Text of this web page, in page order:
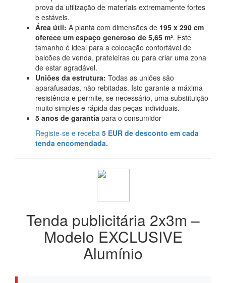
prova da utilização de materiais extremamente fortes
e estáveis.
Área útil: A planta com dimensões de 195 x 290 cm
oferece um espaço generoso de 5,65 m². Este
tamanho é ideal para a colocação confortável de
balcões de venda, prateleiras ou para criar uma zona
de estar agradável.
Uniões da estrutura: Todas as uniões são
aparafusadas, não rebitadas. Isto garante a máxima
resistência e permite, se necessário, uma substituição
muito simples e rápida das peças individuais.
5 anos de garantia para o consumidor
Registe-se e receba 5 EUR de desconto em cada
tenda encomendada.
Tenda publicitária 2x3m –
Modelo EXCLUSIVE
Alumínio